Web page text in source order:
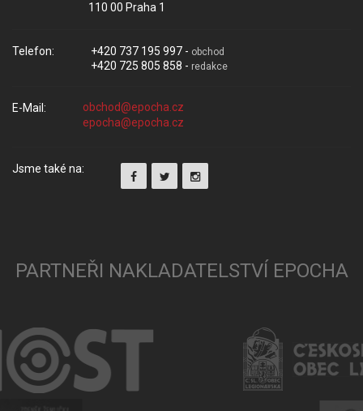
110 00 Praha 1
Telefon: +420 737 195 997 - obchod
+420 725 805 858 - redakce
E-Mail:
Jsme také na:
PARTNEŘI NAKLADATELSTVÍ EPOCHA